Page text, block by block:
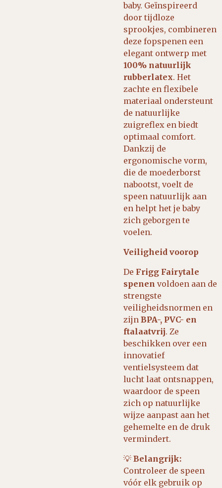
baby. Geïnspireerd
door tijdloze
sprookjes, combineren
deze fopspenen een
elegant ontwerp met
100% natuurlijk
rubberlatex. Het
zachte en flexibele
materiaal ondersteunt
de natuurlijke
zuigreflex en biedt
optimaal comfort.
Dankzij de
ergonomische vorm,
die de moederborst
nabootst, voelt de
speen natuurlijk aan
en helpt het je baby
zich geborgen te
voelen.
Veiligheid voorop
De Frigg Fairytale
spenen voldoen aan de
strengste
veiligheidsnormen en
zijn BPA-, PVC- en
ftalaatvrij. Ze
beschikken over een
innovatief
ventielsysteem dat
lucht laat ontsnappen,
waardoor de speen
zich op natuurlijke
wijze aanpast aan het
gehemelte en de druk
vermindert.
💡 Belangrijk:
Controleer de speen
vóór elk gebruik op